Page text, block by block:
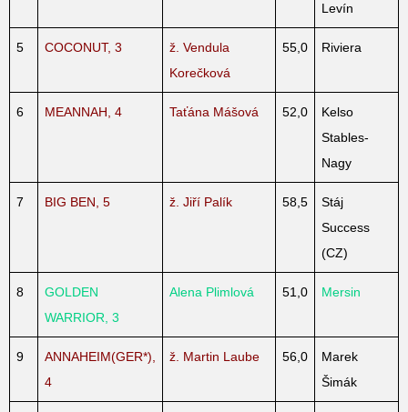
Levín
5 COCONUT, 3
ž. Vendula
Korečková
55,0 Riviera
6 MEANNAH, 4 Taťána Mášová 52,0
Kelso
Stables-
Nagy
7 BIG BEN, 5 ž. Jiří Palík 58,5
Stáj
Success
(CZ)
8
GOLDEN
WARRIOR, 3
Alena Plimlová 51,0 Mersin
9
ANNAHEIM(GER*),
4
ž. Martin Laube 56,0
Marek
Šimák